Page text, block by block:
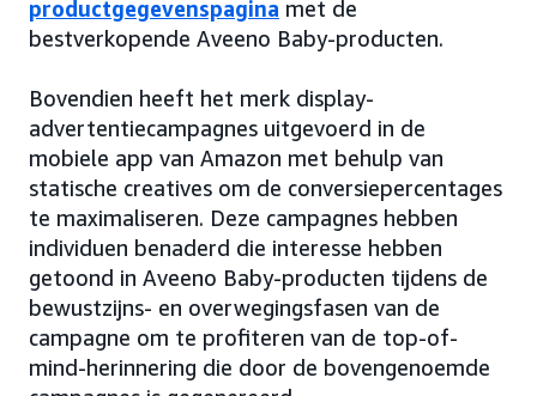
productgegevenspagina met de
bestverkopende Aveeno Baby-producten.
Bovendien heeft het merk display-
advertentiecampagnes uitgevoerd in de
mobiele app van Amazon met behulp van
statische creatives om de conversiepercentages
te maximaliseren. Deze campagnes hebben
individuen benaderd die interesse hebben
getoond in Aveeno Baby-producten tijdens de
bewustzijns- en overwegingsfasen van de
campagne om te profiteren van de top-of-
mind-herinnering die door de bovengenoemde